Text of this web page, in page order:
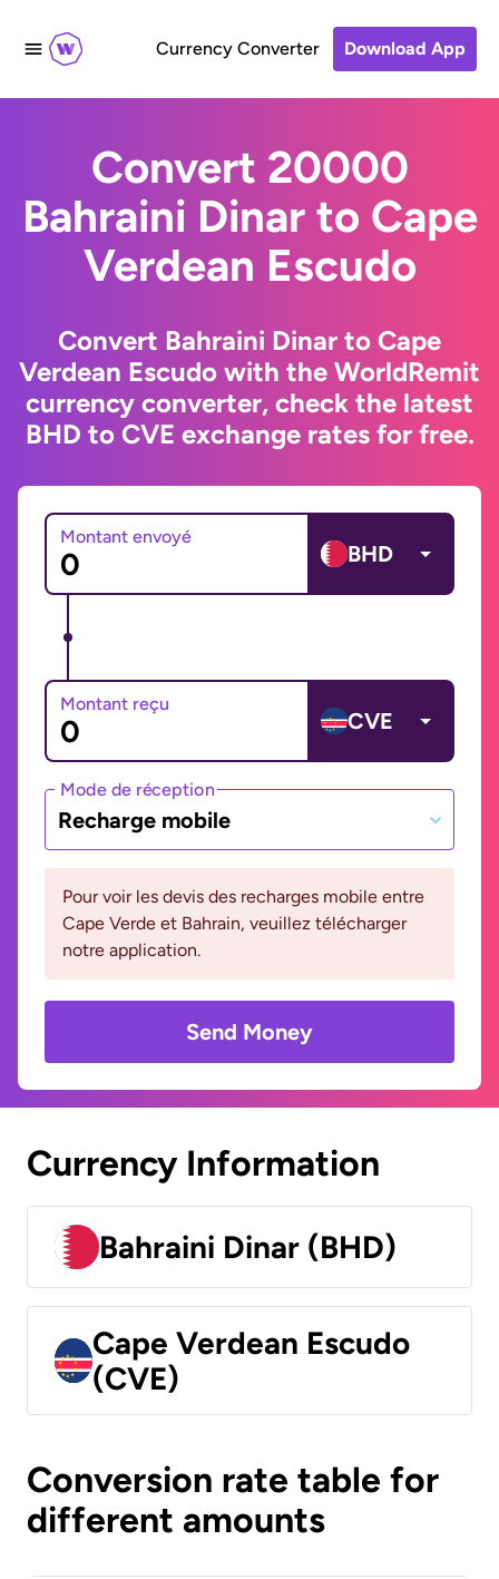
Currency Converter Download App
Convert 20000
Bahraini Dinar to Cape
Verdean Escudo
Convert Bahraini Dinar to Cape
Verdean Escudo with the WorldRemit
currency converter, check the latest
BHD to CVE exchange rates for free.
Montant envoyé
BHD
Montant reçu
CVE
Mode de réception
Recharge mobile
Pour voir les devis des recharges mobile entre
Cape Verde et Bahrain, veuillez télécharger
notre application.
Send Money
Currency Information
Bahraini Dinar (BHD)
Cape Verdean Escudo
(CVE)
Conversion rate table for
different amounts